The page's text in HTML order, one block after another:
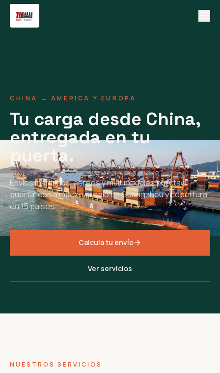
CHINA → AMÉRICA Y EUROPA
Tu carga desde China,
entregada en tu
puerta.
Envíos marítimos, aéreos y multimodales puerta a
puerta, con almacén propio en Guangzhou y cobertura
en 15 países.
Calcula tu envío
Ver servicios
NUESTROS SERVICIOS